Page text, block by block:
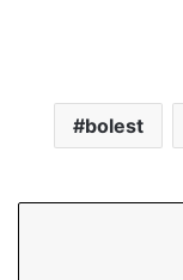
bolest